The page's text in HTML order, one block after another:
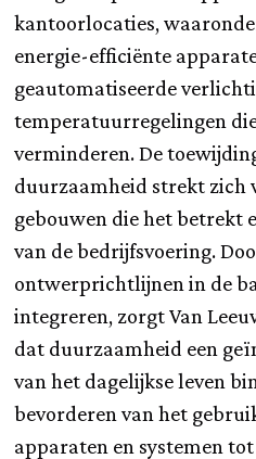
kantoorlocaties,
energie-efficiënte
geautomatiseerde
temperatuurregelingen
verminderen. De
duurzaamheid strekt zich
gebouwen die het betrekt
van de bedrijfsvoering.
ontwerprichtlijnen in de
integreren, zorgt Van
dat duurzaamheid een
van het dagelijkse leven
bevorderen van het
apparaten en systemen